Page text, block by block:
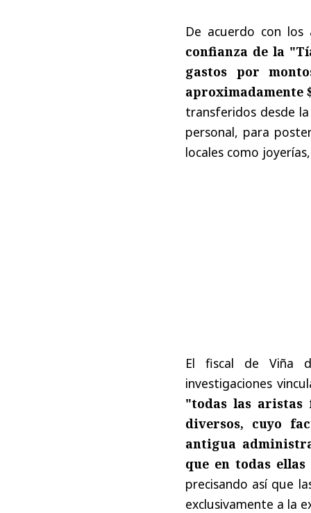
De acuerdo con
confianza de la
gastos por
aproximadamente
transferidos desde
personal, para
locales como
El fiscal de Viña
investigaciones
"todas las aristas
diversos, cuyo
antigua
que en todas
precisando así que
exclusivamente a la